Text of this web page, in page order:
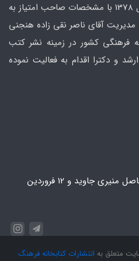
انتشارات کتابخانه فرهنگ در سال 1378 با مشخصات صاحب امتیاز به
آقای ناصر نقی زاده هنجنی
کشور در زمینه نشر کتب
و دکترا اقدام به فعالیت نموده
ابتداي خيابان انقلاب حد فاصل منيري جاويد و 12 فروردين
متعلق به انتشارات کتابخانه فرهنگ